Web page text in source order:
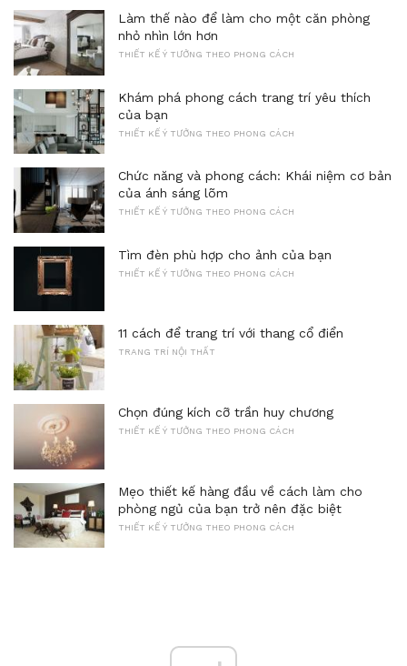
Làm thế nào để làm cho một căn phòng
nhỏ nhìn lớn hơn
THIẾT KẾ Ý TƯỞNG THEO PHONG CÁCH
Khám phá phong cách trang trí yêu thích
của bạn
THIẾT KẾ Ý TƯỞNG THEO PHONG CÁCH
Chức năng và phong cách: Khái niệm cơ bản
của ánh sáng lõm
THIẾT KẾ Ý TƯỞNG THEO PHONG CÁCH
Tìm đèn phù hợp cho ảnh của bạn
THIẾT KẾ Ý TƯỞNG THEO PHONG CÁCH
11 cách để trang trí với thang cổ điển
TRANG TRÍ NỘI THẤT
Chọn đúng kích cỡ trần huy chương
THIẾT KẾ Ý TƯỞNG THEO PHONG CÁCH
Mẹo thiết kế hàng đầu về cách làm cho
phòng ngủ của bạn trở nên đặc biệt
THIẾT KẾ Ý TƯỞNG THEO PHONG CÁCH